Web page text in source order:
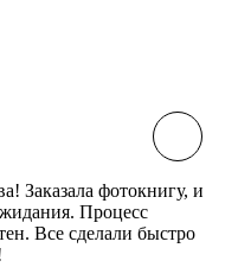
Заказала фотокнигу, и
Процесс
Все сделали быстро